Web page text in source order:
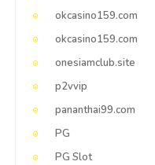
okcasino159.com
okcasino159.com
onesiamclub.site
p2vvip
pananthai99.com
PG
PG Slot